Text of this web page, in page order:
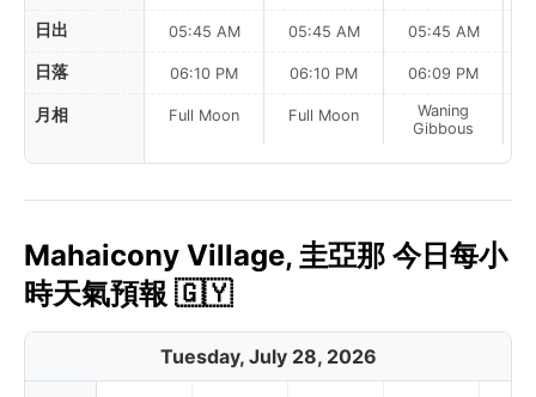
日出
日落
月相
05:45 AM
06:10 PM
Full Moon
05:45 AM
06:10 PM
Full Moon
05:45 AM
06:09 PM
Waning
Gibbous
Mahaicony Village, 圭亞那 今日每小
時天氣預報 🇬🇾
Tuesday, July 28, 2026